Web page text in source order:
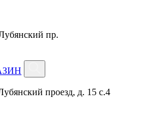
пр.
проезд, д. 15 с.4